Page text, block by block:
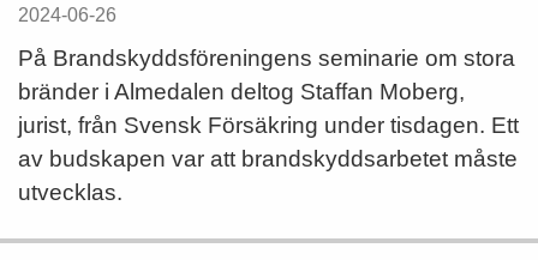
2024-06-26
På Brandskyddsföreningens seminarie om stora
bränder i Almedalen deltog Staffan Moberg,
jurist, från Svensk Försäkring under tisdagen. Ett
av budskapen var att brandskyddsarbetet måste
utvecklas.